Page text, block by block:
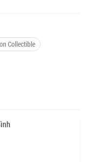
Collectible